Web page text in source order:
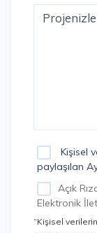
Kişisel
paylaşılan
Açık
Elektronik
“Kişisel